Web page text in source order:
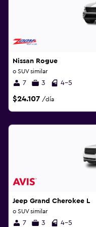
Nissan Rogue
o SUV similar
7 3 4-5
$24.107 /día
Jeep Grand Cherokee L
o SUV similar
7 3 4-5